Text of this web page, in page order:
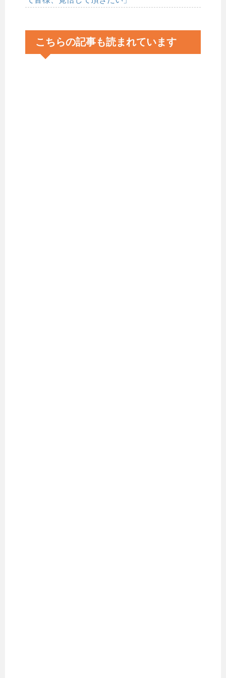
こちらの記事も読まれています